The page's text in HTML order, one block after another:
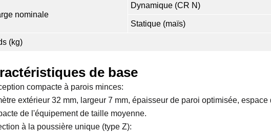
nominale
Dynamique (CR N)
Statique (maïs)
(kg)
de base
compacte à parois minces:
extérieur 32 mm, largeur 7 mm, épaisseur de paroi optimisée,
de l'équipement de taille moyenne.
à la poussière unique (type Z):